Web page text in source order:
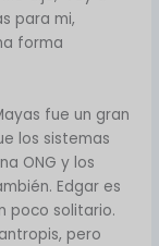
para mi,
forma
fue un gran
los sistemas
ONG y los
Edgar es
poco solitario.
pero